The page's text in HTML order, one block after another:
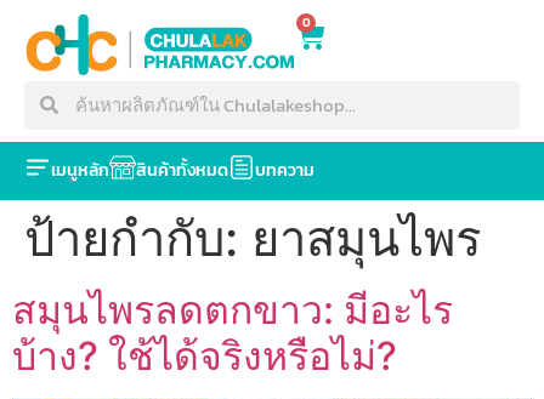
0
เมนูหลัก สินค้าทั้งหมด บทความ
ป้ายกำกับ: ยาสมุนไพร
สมุนไพรลดตกขาว: มีอะไร
บ้าง? ใช้ได้จริงหรือไม่?